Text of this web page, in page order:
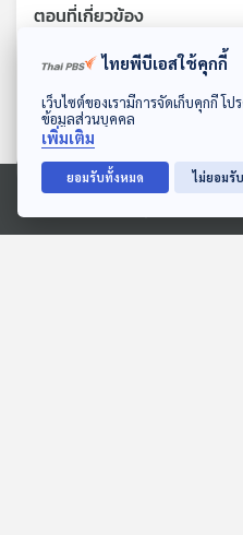
ดาวน์โหลด Thai PBS Podcast Application
Ⓒ 2020 องค์การกระจายเสียงและแพร่ภาพสาธารณ
ตอนที่เกี่ยวข้อง
ไทยพีบีเอสใช้คุกกี้
เว็บไซต์ของเรามีการจัดเก็บคุกกี้ โ
ข้อมูลส่วนบุคคล
เพิ่มเติม
ยอมรับทั้งหมด ไม่ยอมรั